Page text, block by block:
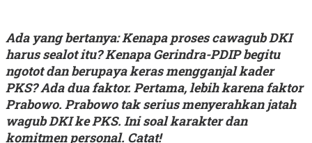
Ada yang bertanya: Kenapa proses cawagub DKI
harus sealot itu? Kenapa Gerindra-PDIP begitu
ngotot dan berupaya keras mengganjal kader
PKS? Ada dua faktor. Pertama, lebih karena faktor
Prabowo. Prabowo tak serius menyerahkan jatah
wagub DKI ke PKS. Ini soal karakter dan
komitmen personal. Catat!